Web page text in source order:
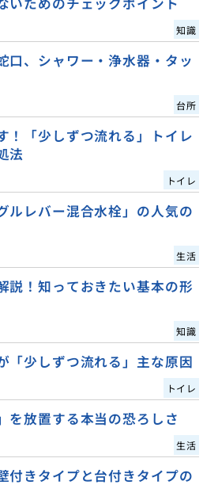
知識
口、シャワー・浄水器・タッ
台所
！「少しずつ流れる」トイレ
法
トイレ
ルレバー混合水栓」の人気の
生活
説！知っておきたい基本の形
知識
「少しずつ流れる」主な原因
トイレ
を放置する本当の恐ろしさ
生活
付きタイプと台付きタイプの